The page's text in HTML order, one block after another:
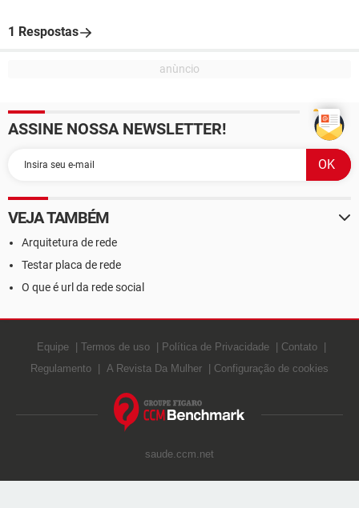
1 Respostas
ASSINE NOSSA NEWSLETTER!
VEJA TAMBÉM
Arquitetura de rede
Testar placa de rede
O que é url da rede social
Equipe Termos de uso Política de Privacidade
Contato
Regulamento
A Revista Da Mulher Configuração de cookies
saude.ccm.net